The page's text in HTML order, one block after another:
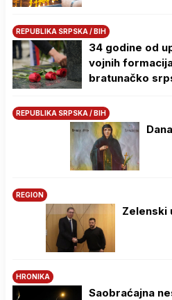
REPUBLIKA SRPSKA / BIH
34 godine od
vojnih
bratunačko
REPUBLIKA SRPSKA / BIH
REGION
Zelenski
HRONIKA
Saobraćajna